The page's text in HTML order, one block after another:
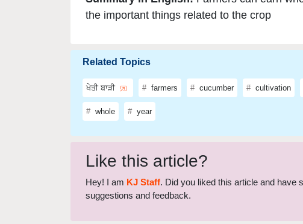
the important things related to the crop
Related Topics
ਖੇਤੀ ਬਾੜੀ
Like this article?
suggestions and feedback.